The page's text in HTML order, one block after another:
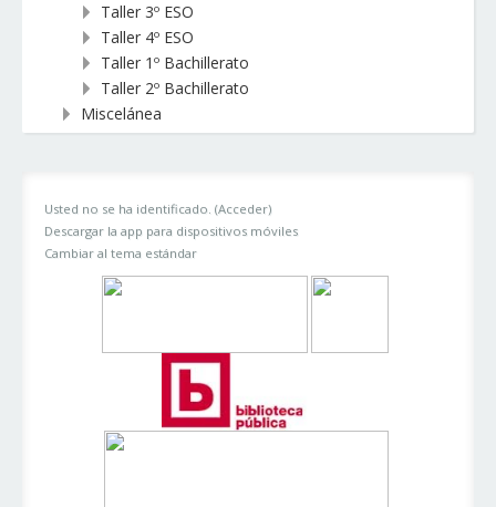
Taller 3º ESO
Taller 4º ESO
Taller 1º Bachillerato
Taller 2º Bachillerato
Miscelánea
Usted no se ha identificado. (Acceder)
Descargar la app para dispositivos móviles
Cambiar al tema estándar